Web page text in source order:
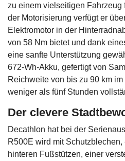
zu einem vielseitigen Fahrzeug
der Motorisierung verfügt er
Elektromotor in der
von 58 Nm bietet und dank
eine sanfte Unterstützung
672-Wh-Akku, gefertigt von
Reichweite von bis zu 90 km
weniger als fünf Stunden
Der clevere
Decathlon hat bei der
R500E wird mit
hinteren Fußstützen, einer